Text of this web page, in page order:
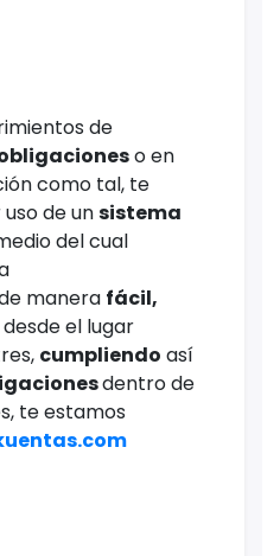
de
o en
como tal, te
de unsistema
del cual
manera fácil,
desde el lugar
cumpliendo así
dentro de
te estamos